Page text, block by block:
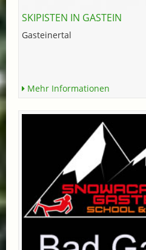
SKIPISTEN IN GASTEIN
Gasteinertal
Mehr Informationen